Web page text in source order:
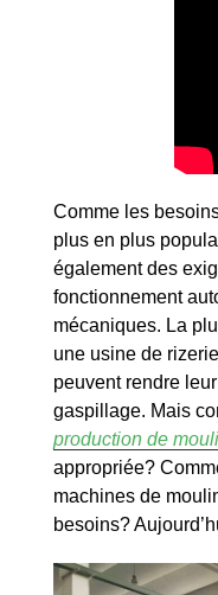
Comme les
plus en plus
également des
fonctionnement
mécaniques. La
une usine de
peuvent rendre
gaspillage. Mais
production de
appropriée?
machines de
besoins?